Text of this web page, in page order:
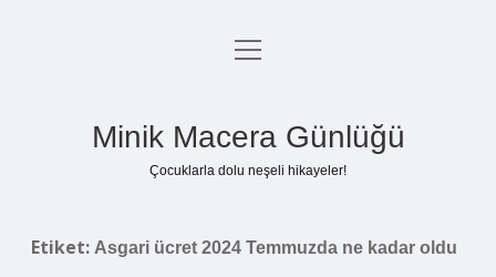
Anasayfa
menüyü
Minik Macera Günlüğü
Çocuklarla dolu neşeli hikayeler!
Etiket: Asgari ücret 2024 Temmuzda ne kadar oldu